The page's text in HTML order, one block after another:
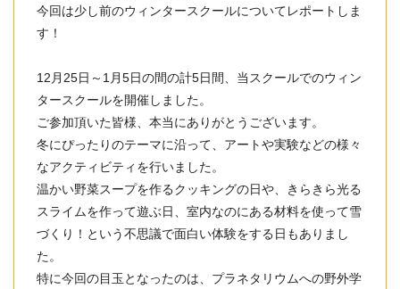
今回は少し前のウィンタースクールについてレポートしま
す！
12月25日～1月5日の間の計5日間、当スクールでのウィン
タースクールを開催しました。
ご参加頂いた皆様、本当にありがとうございます。
冬にぴったりのテーマに沿って、アートや実験などの様々
なアクティビティを行いました。
温かい野菜スープを作るクッキングの日や、きらきら光る
スライムを作って遊ぶ日、室内なのにある材料を使って雪
づくり！という不思議で面白い体験をする日もありまし
た。
特に今回の目玉となったのは、プラネタリウムへの野外学